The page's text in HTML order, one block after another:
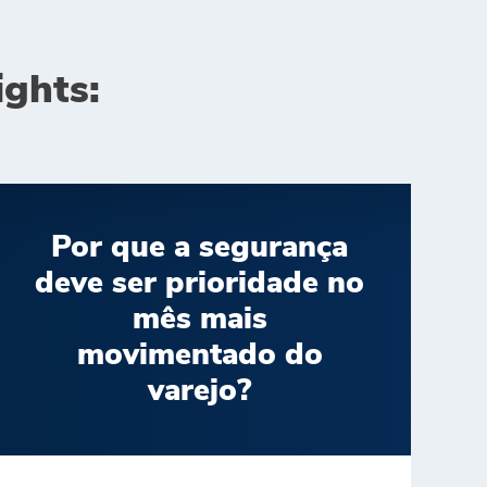
Por que a segurança
deve ser prioridade no
mês mais
movimentado do
varejo?